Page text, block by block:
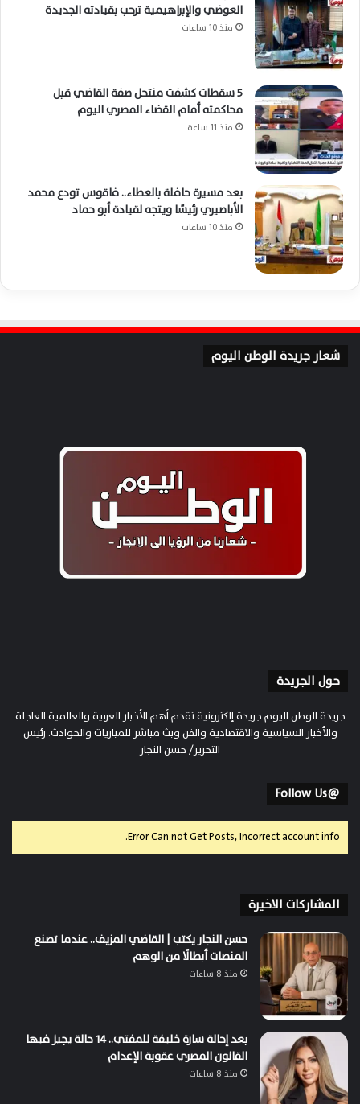
العوضي والإبراهيمية ترحب بقيادته الجديدة
منذ 10 ساعات
5 سقطات كشفت منتحل صفة القاضي قبل
محاكمته أمام القضاء المصري اليوم
منذ 11 ساعة
بعد مسيرة حافلة بالعطاء.. فاقوس تودع محمد
الأباصيري رئيسًا ويتجه لقيادة أبو حماد
منذ 10 ساعات
شعار جريدة الوطن اليوم
حول الجريدة
جريدة الوطن اليوم جريدة إلكترونية تقدم أهم الأخبار العربية والعالمية العاجلة
والأخبار السياسية والاقتصادية والفن وبث مباشر للمباريات والحوادث. رئيس
التحرير/ حسن النجار
@Follow Us
Error Can not Get Posts, Incorrect account info.
المشاركات الاخيرة
حسن النجار يكتب | القاضي المزيف.. عندما تصنع
المنصات أبطالًا من الوهم
منذ 8 ساعات
بعد إحالة سارة خليفة للمفتي.. 14 حالة يجيز فيها
القانون المصري عقوبة الإعدام
منذ 8 ساعات